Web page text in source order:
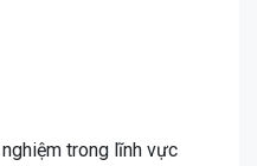
trong lĩnh vực